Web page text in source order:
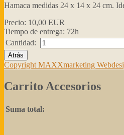
Hamaca medidas 24 x 14 x 24 cm.
Precio: 10,00 EUR
Tiempo de entrega: 72h
Cantidad:
Copyright MAXXmarketing
Carrito Accesorios
Suma total: